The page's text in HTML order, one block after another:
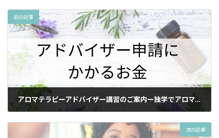
前の記事
アロマテラピーアドバイザー講習のご案内ー独学でアロマ検定合格した方へー
次の記事